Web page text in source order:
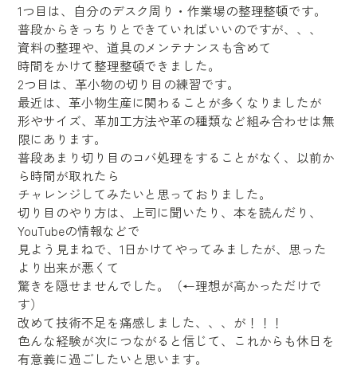
1つ目は、自分のデスク周り・作業場の整理整頓です。
普段からきっちりとできていればいいのですが、、、
資料の整理や、道具のメンテナンスも含めて
時間をかけて整理整頓できました。
2つ目は、革小物の切り目の練習です。
最近は、革小物生産に関わることが多くなりましたが
形やサイズ、革加工方法や革の種類など組み合わせは無
限にあります。
普段あまり切り目のコバ処理をすることがなく、以前か
ら時間が取れたら
チャレンジしてみたいと思っておりました。
切り目のやり方は、上司に聞いたり、本を読んだり、
YouTubeの情報などで
見よう見まねで、1日かけてやってみましたが、思った
より出来が悪くて
驚きを隠せませんでした。（←理想が高かっただけで
す）
改めて技術不足を痛感しました、、、が！！！
色んな経験が次につながると信じて、これからも休日を
有意義に過ごしたいと思います。